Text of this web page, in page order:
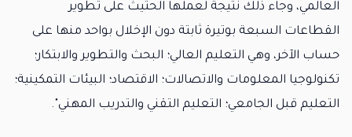
العالمي، وجاء ذلك نتيجة لعملها الحثيث على تطوير
القطاعات السبعة بوتيرة ثابتة دون الإخلال بواحد منها على
حساب الآخر، وهي التعليم العالي؛ البحث والتطوير والابتكار؛
تكنولوجيا المعلومات والاتصالات؛ الاقتصاد؛ البيئات التمكينية؛
التعليم قبل الجامعي؛ التعليم التقني والتدريب المهني".